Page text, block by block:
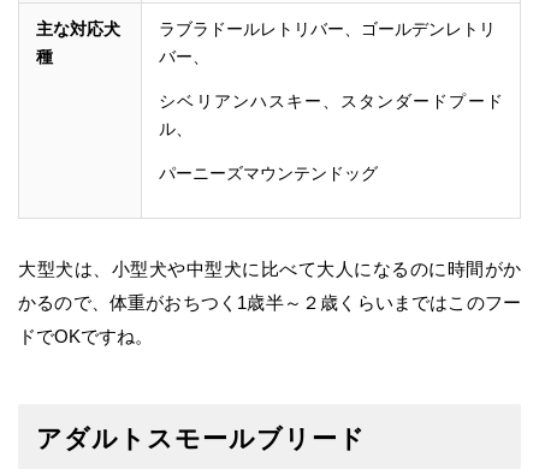
主な対応犬
種
ラブラドールレトリバー、ゴールデンレトリ
バー、
シベリアンハスキー、スタンダードプード
ル、
パーニーズマウンテンドッグ
大型犬は、小型犬や中型犬に比べて大人になるのに時間がか
かるので、体重がおちつく1歳半～２歳くらいまではこのフー
ドでOKですね。
アダルトスモールブリード